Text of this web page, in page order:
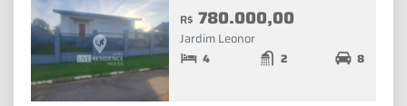
R$ 780.000,00
Jardim Leonor
4 2 8